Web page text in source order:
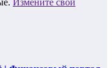
Измените свой